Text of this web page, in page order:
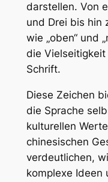
darstellen. Von
und Drei bis hin
wie „oben“ und
die
Schrift.
Diese Zeichen
die Sprache
kulturellen
chinesischen
verdeutlichen,
komplexe Ideen